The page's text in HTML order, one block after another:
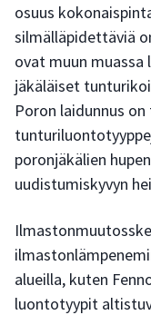
osuus
silmälläpidettäviä
ovat muun
jäkäläiset
Poron laidunnus
poronjäkälien
uudistumiskyvyn
alueilla, kuten
luontotyypit